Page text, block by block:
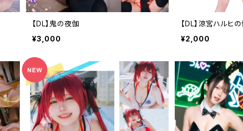
【DL】鬼の夜伽
¥3,000
【DL】涼宮ハルヒ
¥2,000